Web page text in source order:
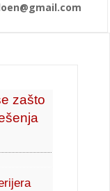
zašto